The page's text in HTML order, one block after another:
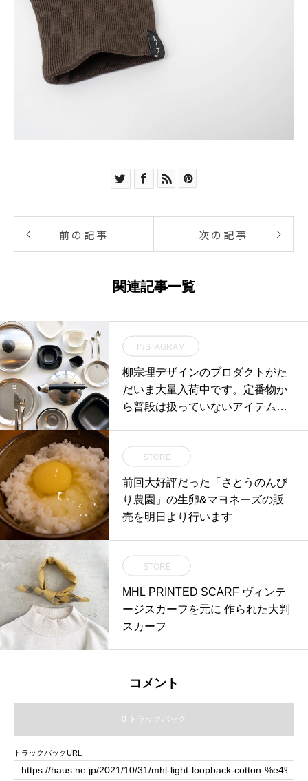
前の記事 次の記事
関連記事一覧
INSTAGRAM
柳宗理デザインのプロダクトがた
だいま大量入荷中です。定番物か
ら普段は扱っていないアイテムま
れている事でも注目が集まる柳宗
理のプロダクト。.日本のプロダク
トデザイン発展の歴史において、
需要な役割を果たした柳宗理の製
いませ。.#柳宗理#キッチンウェア
#カトラリー#御祝 #送別#haus #h
aus_matsue #hausmatsue #松江カ
フェ #島根カフェ #松江旅行#島根
旅行#松江 #島根 #山陰
STORE
前回大好評だった「さとうのんび
り農園」の生卵&マヨネーズの販
売を明日より行います
STORE
MHL PRINTED SCARF ヴィンテ
ージスカーフを元に 作られた大判
スカーフ
コメント
0 トラックバック
トラックバックURL